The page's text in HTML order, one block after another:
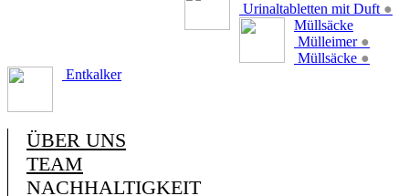
Urinaltabletten mit Duft ●
Müllsäcke
Mülleimer ●
Müllsäcke ●
Entkalker
ÜBER UNS
TEAM
NACHHALTIGKEIT